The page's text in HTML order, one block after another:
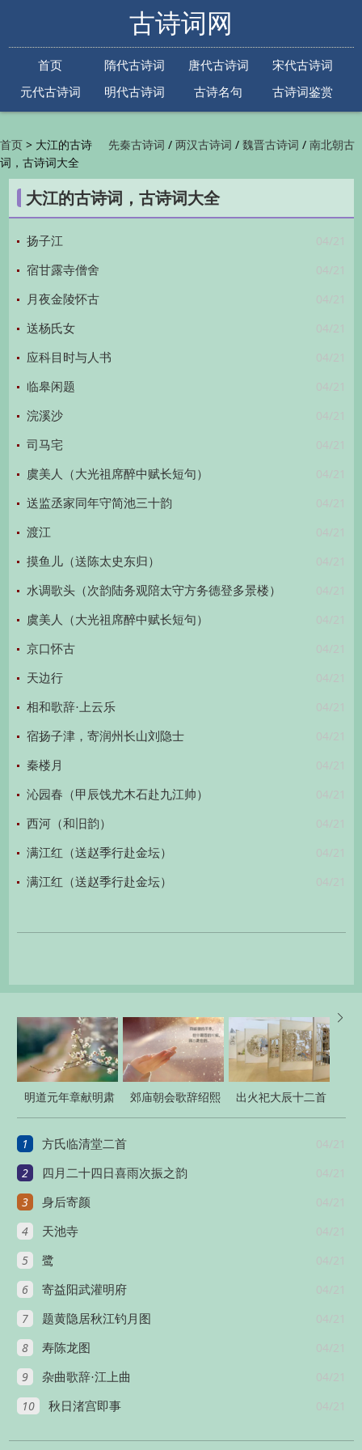
古诗词网
首页 隋代古诗词 唐代古诗词
宋代古诗词
元代古诗词
明代古诗词 古诗名句
古诗词鉴赏
先秦古诗词 /两汉古诗词 /魏晋古诗词 /南北朝古
代古诗词/金朝古诗词/元代古诗词/明代古诗词
/清代古诗词/近现代古诗词
鉴赏/古诗下一句/古诗上一句/
首页 > 大江的古诗
词，古诗词大全
大江的古诗词，古诗词大全
04/21
扬子江
04/21
宿甘露寺僧舍
04/21
月夜金陵怀古
04/21
送杨氏女
04/21
应科目时与人书
04/21
临皋闲题
04/21
浣溪沙
04/21
司马宅
04/21
虞美人（大光祖席醉中赋长短句）
04/21
送监丞家同年守简池三十韵
04/21
渡江
04/21
摸鱼儿（送陈太史东归）
04/21
水调歌头（次韵陆务观陪太守方务德登多景楼）
04/21
虞美人（大光祖席醉中赋长短句）
04/21
京口怀古
04/21
天边行
04/21
相和歌辞·上云乐
04/21
宿扬子津，寄润州长山刘隐士
04/21
秦楼月
04/21
沁园春（甲辰饯尤木石赴九江帅）
04/21
西河（和旧韵）
04/21
满江红（送赵季行赴金坛）
04/21
满江红（送赵季行赴金坛）

明道元年章献明肃
皇太后朝会十五首
郊庙朝会歌辞绍熙
元年恭上寿星圣皇
出火祀大辰十二首
1 04/21
方氏临清堂二首
2 04/21
四月二十四日喜雨次振之韵
3 04/21
身后寄颜
4 04/21
天池寺
5 04/21
鹭
6 04/21
寄益阳武灌明府
7 04/21
题黄隐居秋江钓月图
8 04/21
寿陈龙图
9 04/21
杂曲歌辞·江上曲
10 04/21
秋日渚宫即事